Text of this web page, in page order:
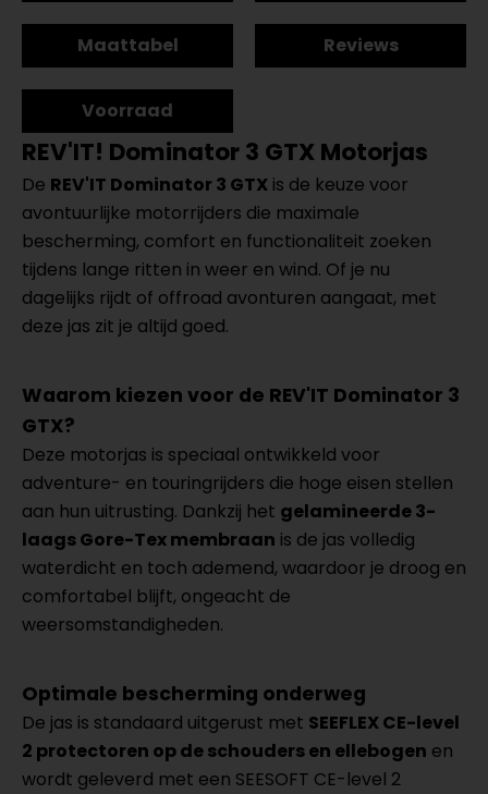
Maattabel Reviews
Voorraad
REV'IT! Dominator 3 GTX Motorjas
De REV'IT Dominator 3 GTX is de keuze voor
avontuurlijke motorrijders die maximale
bescherming, comfort en functionaliteit zoeken
tijdens lange ritten in weer en wind. Of je nu
dagelijks rijdt of offroad avonturen aangaat, met
deze jas zit je altijd goed.
Waarom kiezen voor de REV'IT Dominator 3
GTX?
Deze motorjas is speciaal ontwikkeld voor
adventure- en touringrijders die hoge eisen stellen
aan hun uitrusting. Dankzij het gelamineerde 3-
laags Gore-Tex membraan is de jas volledig
waterdicht en toch ademend, waardoor je droog en
comfortabel blijft, ongeacht de
weersomstandigheden.
Optimale bescherming onderweg
De jas is standaard uitgerust met SEEFLEX CE-level
2 protectoren op de schouders en ellebogen en
wordt geleverd met een SEESOFT CE-level 2